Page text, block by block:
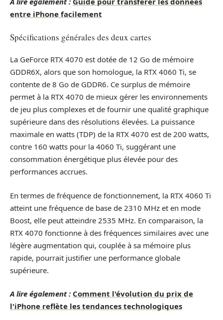
entre iPhone facilement
Spécifications générales des deux cartes
La GeForce RTX 4070 est dotée de 12 Go de mémoire
GDDR6X, alors que son homologue, la RTX 4060 Ti, se
contente de 8 Go de GDDR6. Ce surplus de mémoire
permet à la RTX 4070 de mieux gérer les environnements
de jeu plus complexes et de fournir une qualité graphique
supérieure dans des résolutions élevées. La puissance
maximale en watts (TDP) de la RTX 4070 est de 200 watts,
contre 160 watts pour la 4060 Ti, suggérant une
consommation énergétique plus élevée pour des
performances accrues.
En termes de fréquence de fonctionnement, la RTX 4060 Ti
atteint une fréquence de base de 2310 MHz et en mode
Boost, elle peut atteindre 2535 MHz. En comparaison, la
RTX 4070 fonctionne à des fréquences similaires avec une
légère augmentation qui, couplée à sa mémoire plus
rapide, pourrait justifier une performance globale
supérieure.
A lire également : Comment l'évolution du prix de
l'iPhone reflète les tendances technologiques